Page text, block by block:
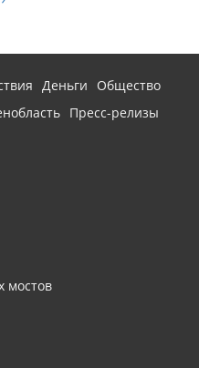
Деньги
Общество
Пресс-релизы
мостов